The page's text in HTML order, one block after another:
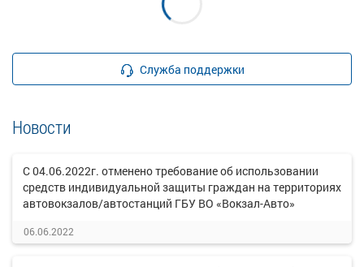
Служба поддержки
Новости
С 04.06.2022г. отменено требование об использовании
средств индивидуальной защиты граждан на территориях
автовокзалов/автостанций ГБУ ВО «Вокзал-Авто»
06.06.2022